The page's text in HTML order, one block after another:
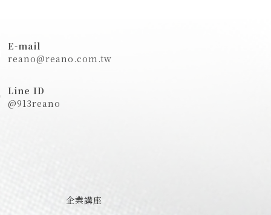
E-mail
reano@reano.com.tw
Line ID
@913reano
企業講座